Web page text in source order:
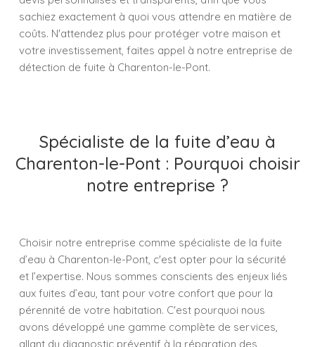
sachiez exactement à quoi vous attendre en matière de
coûts. N'attendez plus pour protéger votre maison et
votre investissement, faites appel à notre entreprise de
détection de fuite à Charenton-le-Pont.
Spécialiste de la fuite d’eau à
Charenton-le-Pont : Pourquoi choisir
notre entreprise ?
Choisir notre entreprise comme spécialiste de la fuite
d’eau à Charenton-le-Pont, c'est opter pour la sécurité
et l’expertise. Nous sommes conscients des enjeux liés
aux fuites d’eau, tant pour votre confort que pour la
pérennité de votre habitation. C'est pourquoi nous
avons développé une gamme complète de services,
allant du diagnostic préventif à la réparation des